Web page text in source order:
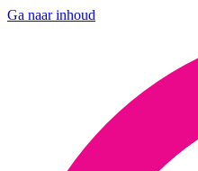
Ga naar inhoud